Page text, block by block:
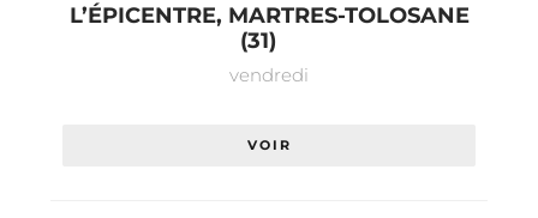
L’ÉPICENTRE, MARTRES-TOLOSANE
(31)
vendredi
VOIR